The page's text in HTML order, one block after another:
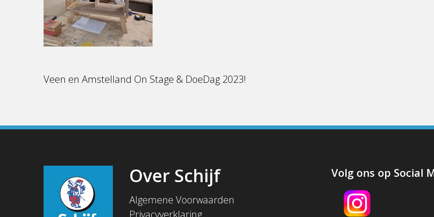
Veen en Amstelland On Stage & DoeDag 2023!
Over Schijf
Algemene Voorwaarden
Privacyverklaring
Volg ons op Social